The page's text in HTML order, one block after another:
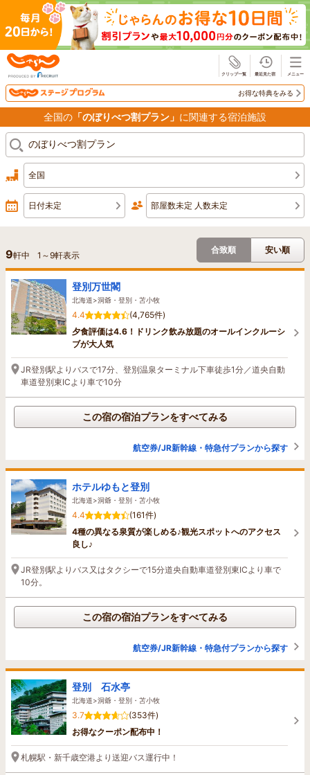
お得な特典をみる
全国の 「のぼりべつ割プラン」 に関連する宿泊施設
全国
日付未定 部屋数未定 人数未定
9軒中 1 ～9軒表示
合致順 安い順
登別万世閣
北海道>洞爺・登別・苫小牧
4.4
(4,765件)
夕食評価は4.6！ドリンク飲み放題のオールインクルーシ
ブが大人気
JR登別駅よりバスで17分、登別温泉ターミナル下車徒歩1分／道央自動
車道登別東ICより車で10分
この宿の宿泊プランをすべてみる
航空券/JR新幹線・特急付プランから探す
ホテルゆもと登別
北海道>洞爺・登別・苫小牧
4.4
(161件)
4種の異なる泉質が楽しめる♪観光スポットへのアクセス
良し♪
JR登別駅よりバス又はタクシーで15分道央自動車道登別東ICより車で
10分。
この宿の宿泊プランをすべてみる
航空券/JR新幹線・特急付プランから探す
登別 石水亭
北海道>洞爺・登別・苫小牧
3.7
(353件)
お得なクーポン配布中！
札幌駅・新千歳空港より送迎バス運行中！